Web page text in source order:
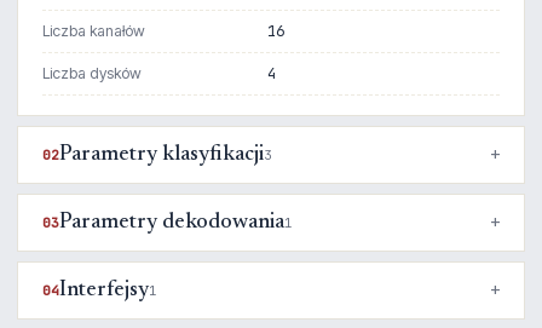
Liczba kanałów 16
Liczba dysków 4
02Parametry klasyfikacji3
03Parametry dekodowania1
04Interfejsy1